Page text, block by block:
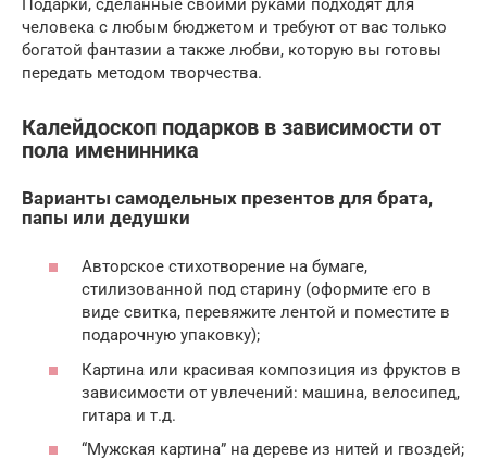
Подарки, сделанные своими руками подходят для
человека с любым бюджетом и требуют от вас только
богатой фантазии а также любви, которую вы готовы
передать методом творчества.
Калейдоскоп подарков в зависимости от
пола именинника
Варианты самодельных презентов для брата,
папы или дедушки
Авторское стихотворение на бумаге,
стилизованной под старину (оформите его в
виде свитка, перевяжите лентой и поместите в
подарочную упаковку);
Картина или красивая композиция из фруктов в
зависимости от увлечений: машина, велосипед,
гитара и т.д.
“Мужская картина” на дереве из нитей и гвоздей;